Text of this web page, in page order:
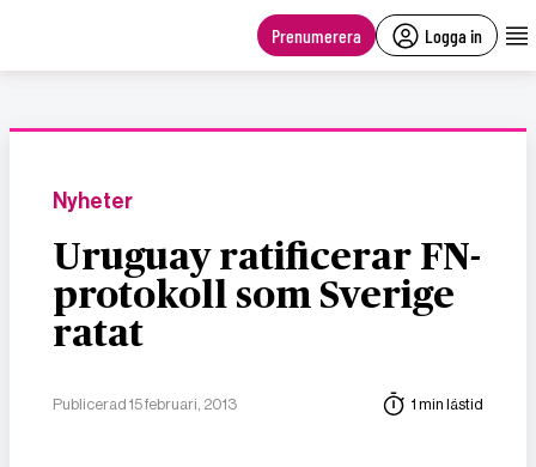
Prenumerera Logga in
Nyheter
Uruguay ratificerar FN-
protokoll som Sverige
ratat
Publicerad 15 februari, 2013 1 min lästid